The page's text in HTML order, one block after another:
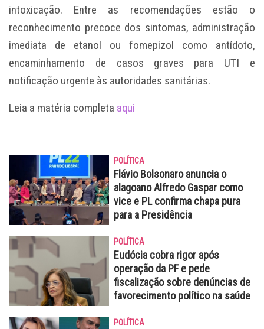
intoxicação. Entre as recomendações estão o
reconhecimento precoce dos sintomas, administração
imediata de etanol ou fomepizol como antídoto,
encaminhamento de casos graves para UTI e
notificação urgente às autoridades sanitárias.
Leia a matéria completa aqui
POLÍTICA
Flávio Bolsonaro anuncia o
alagoano Alfredo Gaspar como
vice e PL confirma chapa pura
para a Presidência
POLÍTICA
Eudócia cobra rigor após
operação da PF e pede
fiscalização sobre denúncias de
favorecimento político na saúde
POLÍTICA